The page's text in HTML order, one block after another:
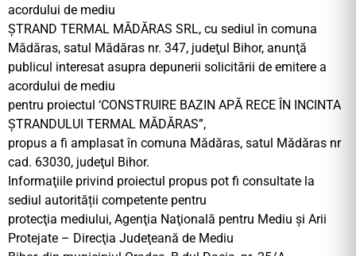
acordului de mediu
ŞTRAND TERMAL MĂDĂRAS SRL, cu sediul în comuna
Mădăras, satul Mădăras nr. 347, judeţul Bihor, anunţă
publicul interesat asupra depunerii solicitării de emitere a
acordului de mediu
pentru proiectul ‘CONSTRUIRE BAZIN APĂ RECE ÎN INCINTA
ŞTRANDULUI TERMAL MĂDĂRAS”,
propus a fi amplasat în comuna Mădăras, satul Mădăras nr
cad. 63030, judeţul Bihor.
Informaţiile privind proiectul propus pot fi consultate la
sediul autorității competente pentru
protecţia mediului, Agenţia Naţională pentru Mediu şi Arii
Protejate – Direcţia Judeţeană de Mediu